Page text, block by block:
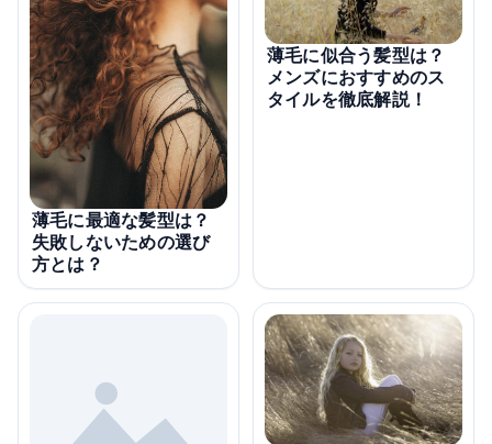
薄毛に最適な髪型は？
失敗しないための選び
方とは？
薄毛に似合う髪型は？
メンズにおすすめのス
タイルを徹底解説！